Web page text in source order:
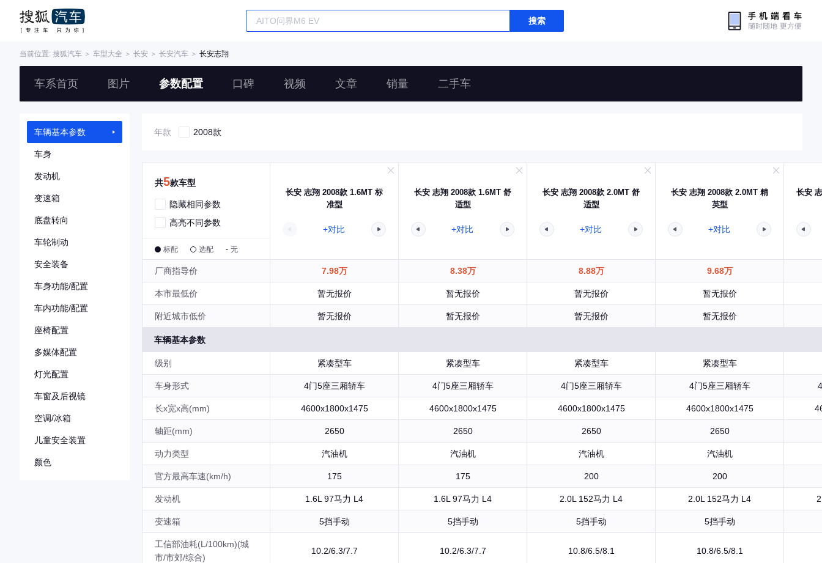
搜索
当前位置: 搜狐汽车 ＞ 车型大全 ＞ 长安 ＞ 长安汽车 ＞ 长安志翔
车系首页 图片 参数配置 口碑 视频 文章 销量 二手车
车辆基本参数
车身
发动机
变速箱
底盘转向
车轮制动
安全装备
车身功能/配置
车内功能/配置
座椅配置
多媒体配置
灯光配置
车窗及后视镜
空调/冰箱
儿童安全装置
颜色
年款 2008款
共5款车型
隐藏相同参数
高亮不同参数
标配 选配 - 无
长安 志翔 2008款 1.6MT 标
准型
+对比
长安 志翔 2008款 1.6MT 舒
适型
+对比
长安 志翔 2008款 2.0MT 舒
适型
+对比
长安 志翔 2008款 2.0MT 精
英型
+对比
长安
厂商指导价 7.98万 8.38万 8.88万 9.68万
本市最低价 暂无报价 暂无报价 暂无报价 暂无报价
附近城市低价 暂无报价 暂无报价 暂无报价 暂无报价
车辆基本参数
级别 紧凑型车 紧凑型车 紧凑型车 紧凑型车
车身形式 4门5座三厢轿车 4门5座三厢轿车 4门5座三厢轿车 4门5座三厢轿车
长x宽x高(mm) 4600x1800x1475 4600x1800x1475 4600x1800x1475 4600x1800x1475
轴距(mm) 2650 2650 2650 2650
动力类型 汽油机 汽油机 汽油机 汽油机
官方最高车速(km/h) 175 175 200 200
发动机 1.6L 97马力 L4 1.6L 97马力 L4 2.0L 152马力 L4 2.0L 152马力 L4
变速箱 5挡手动 5挡手动 5挡手动 5挡手动
工信部油耗(L/100km)(城
市/市郊/综合)
10.2/6.3/7.7 10.2/6.3/7.7 10.8/6.5/8.1 10.8/6.5/8.1